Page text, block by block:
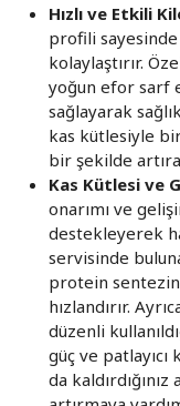
Hızlı ve Etkili
profili sayesinde
kolaylaştırır.
yoğun efor sarf
sağlayarak
kas kütlesiyle
bir şekilde
Kas Kütlesi ve
onarımı ve
destekleyerek
servisinde
protein
hızlandırır.
düzenli
güç ve
da kaldırdığınız